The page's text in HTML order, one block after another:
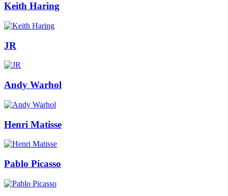
Keith Haring
JR
Andy Warhol
Henri Matisse
Pablo Picasso